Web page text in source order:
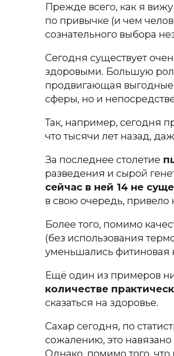
Прежде всего, как я
по привычке (и чем
сознательного выбора
Сегодня существует
здоровыми. Большую
продвигающая выгодные
сферы, но и
Так, например, сегодня
что тысячи лет назад,
За последнее столетие
разведения и сырой
сейчас в ней 14 не
в свою очередь,
Более того, помимо
(без использования
уменьшались фитиновая
Ещё один из примеров
количестве
сказаться на здоровье.
Сахар сегодня, по
сожалению, это
Однако, помимо того,